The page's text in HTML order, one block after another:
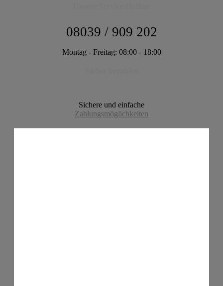
08039 / 909 202
Montag - Freitag: 08:00 - 18:00
Sichere und einfache
Zahlungsmöglichkeiten